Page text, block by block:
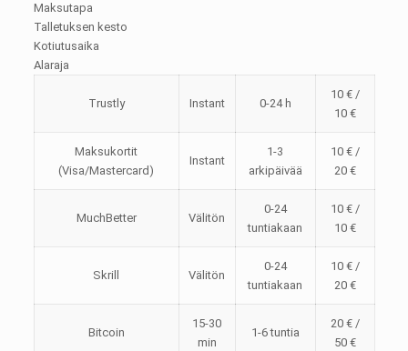
Maksutapa
Talletuksen kesto
Kotiutusaika
Alaraja
Trustly Instant 0-24 h
10 € /
10 €
Maksukortit
(Visa/Mastercard)
Instant
1-3
arkipäivää
10 € /
20 €
MuchBetter Välitön
0-24
tuntiakaan
10 € /
10 €
Skrill Välitön
0-24
tuntiakaan
10 € /
20 €
Bitcoin
15-30
min
1-6 tuntia
20 € /
50 €